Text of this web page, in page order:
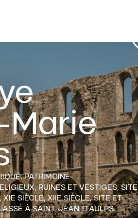
Marie
PATRIMOINE
RUINES ET VESTIGES,SITE
XIE SIÈCLE,XIIE SIÈCLE,SITE ET
À SAINT-JEAN-D'AULPS